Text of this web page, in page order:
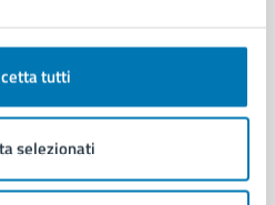
tutti
selezionati